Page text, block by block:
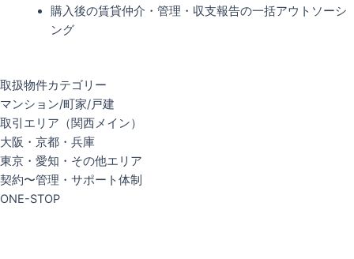
購入後の賃貸仲介・管理・収支報告の一括アウトソーシ
ング
取扱物件カテゴリー
マンション/町家/戸建
取引エリア（関西メイン）
大阪・京都・兵庫
東京・愛知・その他エリア
契約〜管理・サポート体制
ONE-STOP